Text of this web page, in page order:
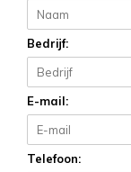
Bedrijf:
E-mail:
Telefoon: